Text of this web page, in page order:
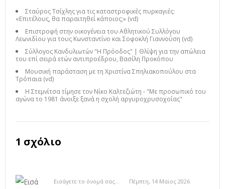
Σταύρος Τσίχλης για τις καταστροφικές πυρκαγιές:
«Επιτέλους, θα παραιτηθεί κάποιος;» (vd)
Επιστροφή στην οικογένεια του Αθλητικού Συλλόγου
Λεωνιδίου για τους Κωνσταντίνο και Σοφοκλή Γιαννούση (vd)
Σύλλογος Κανδυλιωτών "Η Πρόοδος" | Θλίψη για την απώλεια
του επί σειρά ετών αντιπροέδρου, Βασίλη Προκόπου
Μουσική παράσταση με τη Χριστίνα Σπηλιακοπούλου στα
Τρόπαια (vd)
Η Στεμνίτσα τίμησε τον Νίκο Καλτεζιώτη - "Με προσωπικό του
αγώνα το 1981 άνοιξε ξανά η σχολή αργυροχρυσοχοΐας"
1 σχόλιο
Εισάγετε το όνομά σας...
Πέμπτη, 14 Μαϊος 2026